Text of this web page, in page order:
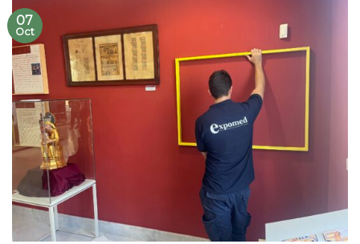
07
Oct